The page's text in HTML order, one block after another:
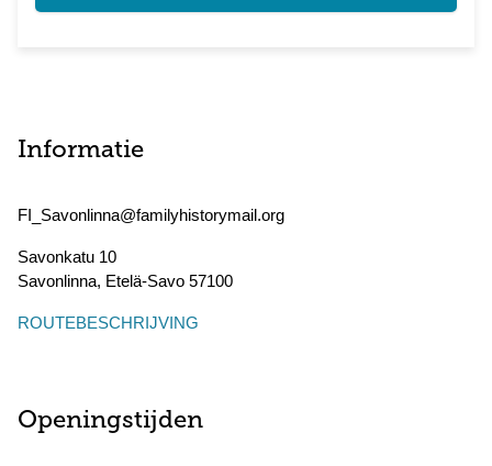
Informatie
FI_Savonlinna@familyhistorymail.org
Savonkatu 10
Savonlinna, Etelä-Savo 57100
ROUTEBESCHRIJVING
Openingstijden